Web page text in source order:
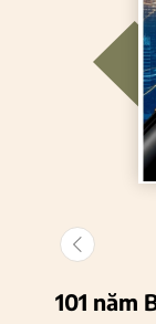
101 năm